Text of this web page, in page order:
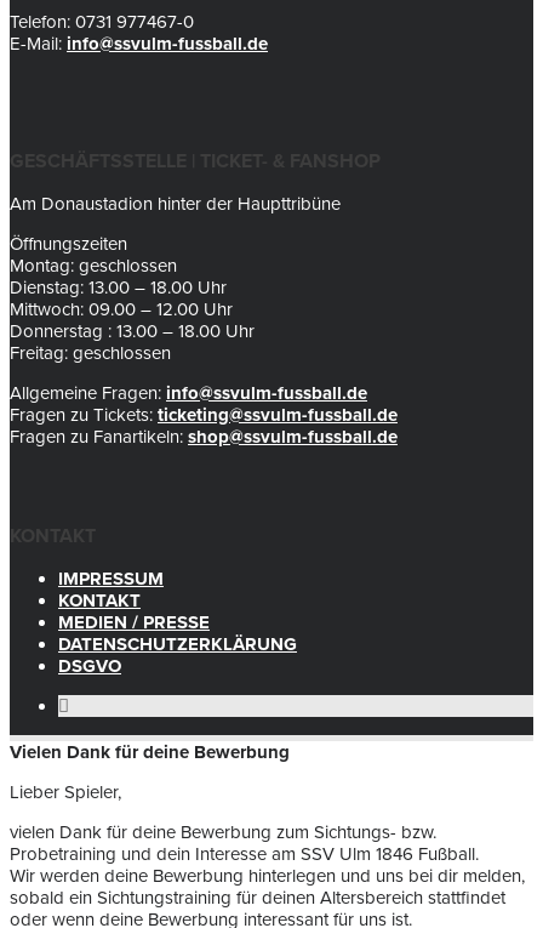
Telefon: 0731 977467-0
E-Mail: info@ssvulm-fussball.de
GESCHÄFTSSTELLE | TICKET- & FANSHOP
Am Donaustadion hinter der Haupttribüne
Öffnungszeiten
Montag: geschlossen
Dienstag: 13.00 – 18.00 Uhr
Mittwoch: 09.00 – 12.00 Uhr
Donnerstag : 13.00 – 18.00 Uhr
Freitag: geschlossen
Allgemeine Fragen: info@ssvulm-fussball.de
Fragen zu Tickets: ticketing@ssvulm-fussball.de
Fragen zu Fanartikeln: shop@ssvulm-fussball.de
KONTAKT
IMPRESSUM
KONTAKT
MEDIEN / PRESSE
DATENSCHUTZERKLÄRUNG
DSGVO
Vielen Dank für deine Bewerbung
Lieber Spieler,
vielen Dank für deine Bewerbung zum Sichtungs- bzw.
Probetraining und dein Interesse am SSV Ulm 1846 Fußball.
Wir werden deine Bewerbung hinterlegen und uns bei dir melden,
sobald ein Sichtungstraining für deinen Altersbereich stattfindet
oder wenn deine Bewerbung interessant für uns ist.